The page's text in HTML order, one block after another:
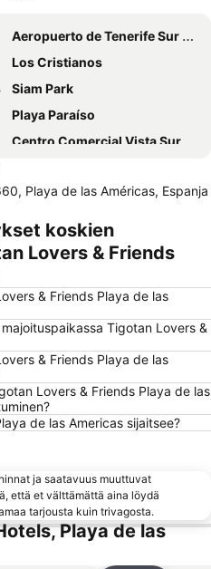
Aeropuerto de Tenerife Sur Reina Sofía
Los Cristianos
Siam Park
Playa Paraíso
Centro Comercial Vista Sur
Punta Brava
Teide National Park
Plaza del Charco
Acantilados de los Gigantes
Del Duque
Troya I y II
Loro Parque
Centro Comercial Safari
Complejo Playa Jardín
La Pinta
Playa de Las Galletas
Teleférico del Teide
Playa de las Américas, Espanja
koskien
Lovers & Friends
& Friends Playa de las
Tigotan Lovers &
& Friends Playa de las
Lovers & Friends Playa de las
de las Americas sijaitsee?
ja saatavuus muuttuvat
että et välttämättä aina löydä
tarjousta kuin trivagosta.
Playa de las